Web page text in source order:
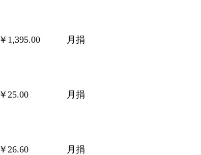
￥1,395.00 月捐
￥25.00 月捐
￥26.60 月捐